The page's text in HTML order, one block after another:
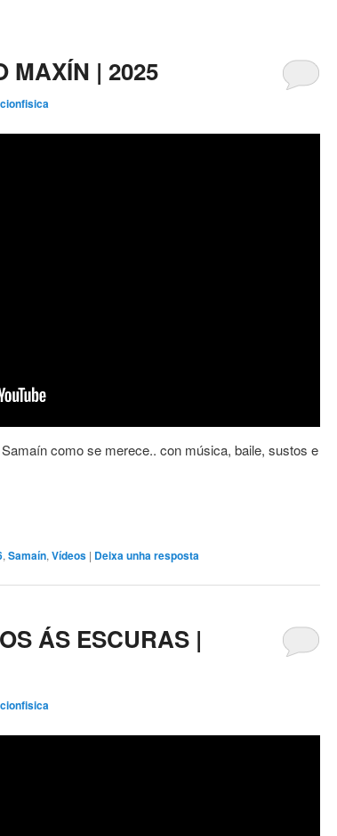
MAXÍN | 2025
como se merece.. con música, baile, sustos e
, Samaín, Vídeos | Deixa unha resposta
ÁS ESCURAS |